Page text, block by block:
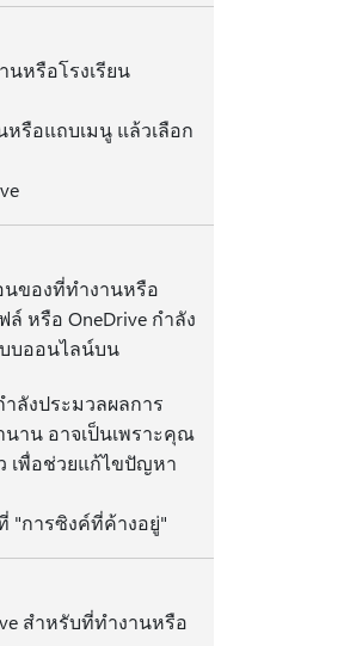
หรือโรงเรียน
หรือแถบเมนู แล้วเลือก
นของที่ทํางานหรือ
หรือ OneDrive กําลัง
บออนไลน์บน
ลังประมวลผลการ
นาน อาจเป็นเพราะคุณ
เพื่อช่วยแก้ไขปัญหา
"การซิงค์ที่ค้างอยู่"
สําหรับที่ทํางานหรือ